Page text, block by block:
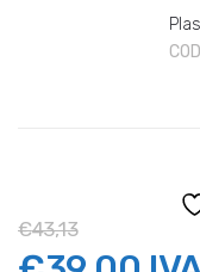
€43,13